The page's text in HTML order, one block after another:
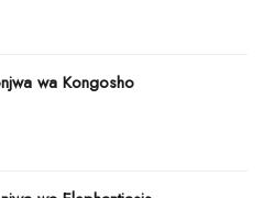
wa Kongosho